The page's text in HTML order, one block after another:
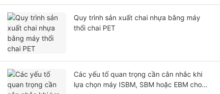
Quy trình sản xuất chai nhựa bằng máy
thổi chai PET
Các yếu tố quan trọng cần cân nhắc khi
lựa chọn máy ISBM, SBM hoặc EBM cho